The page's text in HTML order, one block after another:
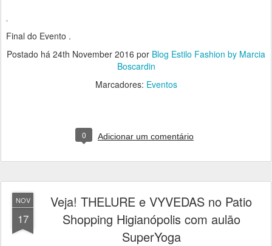
Final do Evento .
Postado há 24th November 2016 por Blog Estilo Fashion by Marcia
Boscardin
Marcadores: Eventos
0 Adicionar um comentário
NOV
17
Veja! THELURE e VYVEDAS no Patio
Shopping Higianópolis com aulāo
SuperYoga